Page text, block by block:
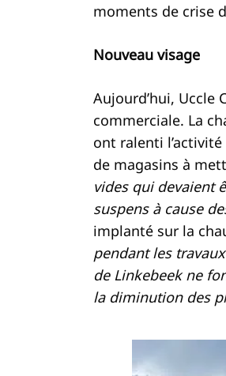
moments de crise
Nouveau visage
Aujourd’hui, Uccle
commerciale. La
ont ralenti
de magasins à
vides qui devaient
suspens à cause
implanté sur la
pendant les
de Linkebeek ne
la diminution des